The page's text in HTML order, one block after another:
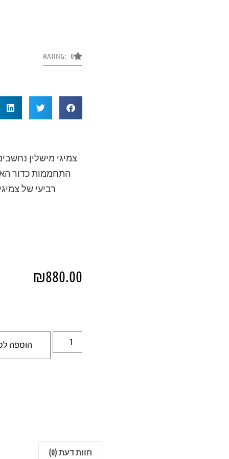
RATING: 0
צמיגי מישלין
התחממות כדור
רביעי של
₪880.00
הוספה
חוות דעת (0)